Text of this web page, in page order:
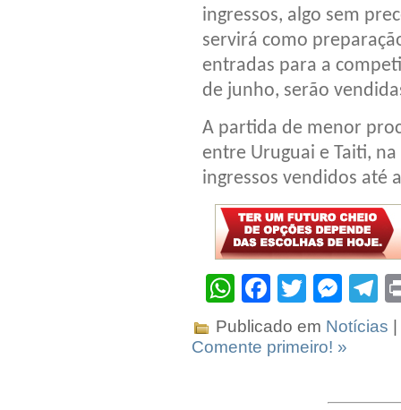
ingressos, algo sem
servirá como
entradas para a
de junho, serão
A partida de menor
entre Uruguai e Taiti,
ingressos vendidos até
WhatsApp
Facebook
Twitter
Publicado em Notícias
Comente primeiro! »